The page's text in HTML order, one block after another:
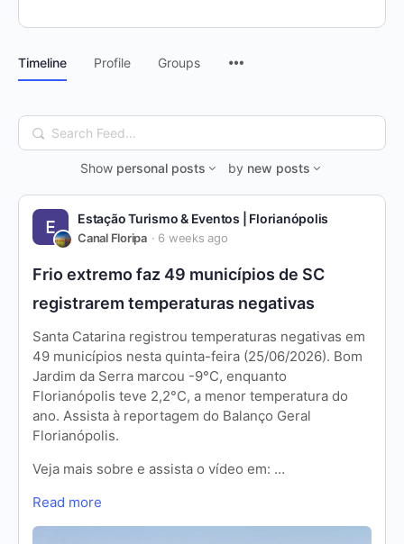
Timeline Profile Groups
Search
Feed…
Show personal posts by new posts
Estação Turismo & Eventos | Florianópolis
Canal Floripa 6 weeks ago
Frio extremo faz 49 municípios de SC
registrarem temperaturas negativas
Santa Catarina registrou temperaturas negativas em
49 municípios nesta quinta-feira (25/06/2026). Bom
Jardim da Serra marcou -9°C, enquanto
Florianópolis teve 2,2°C, a menor temperatura do
ano. Assista à reportagem do Balanço Geral
Florianópolis.
Veja mais sobre e assista o vídeo em: …
Read more